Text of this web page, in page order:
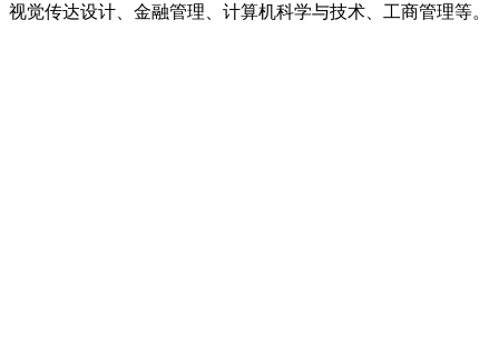
觉传达设计、金融管理、计算机科学与技术、工商管理等。